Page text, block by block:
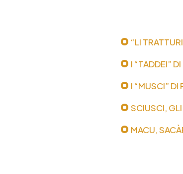
“LI
I “TADDEI”
I “MUSCI” DI
SCIUSCI,
MACU,